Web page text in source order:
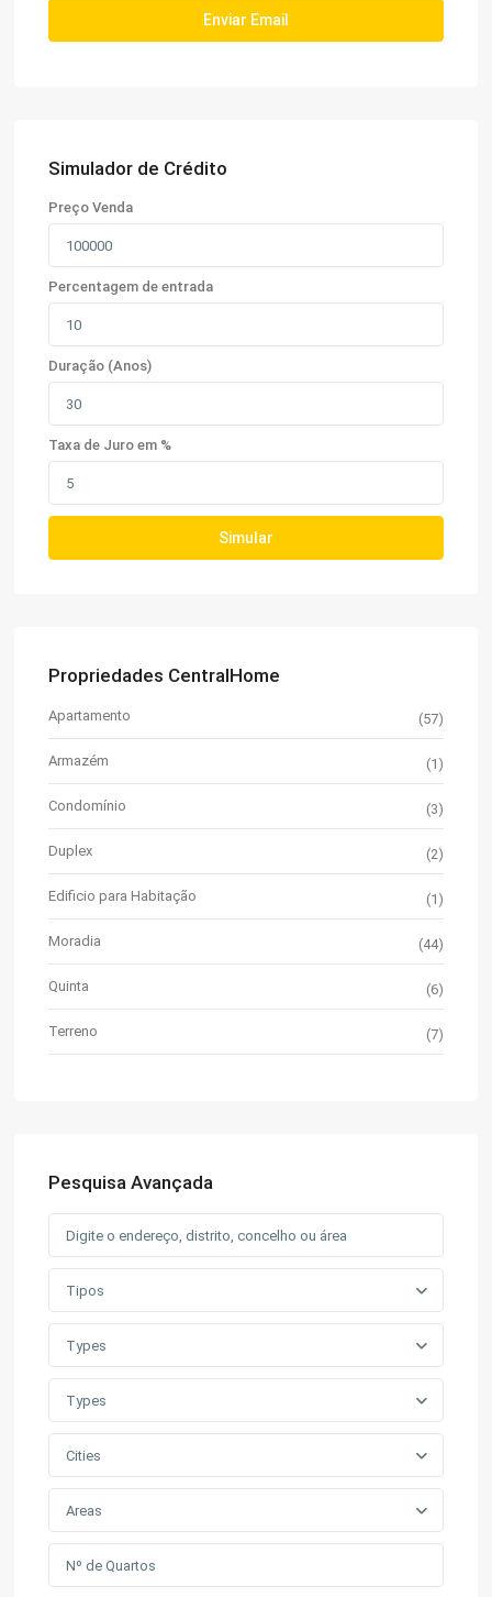
Simulador de Crédito
Preço Venda
Percentagem de entrada
Duração (Anos)
Taxa de Juro em %
Simular
Propriedades CentralHome
Apartamento (57)
Armazém (1)
Condomínio (3)
Duplex (2)
Edificio para Habitação (1)
Moradia (44)
Quinta (6)
Terreno (7)
Pesquisa Avançada
Tipos
Types
Types
Cities
Areas